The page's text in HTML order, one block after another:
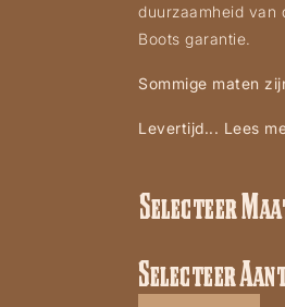
duurzaamheid van
Boots garantie.
Sommige maten
Levertijd... Lees
Selecteer
Mayura
model
Selecteer